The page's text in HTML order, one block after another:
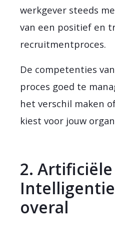
werkgever steeds
van een positief en
recruitmentproces.
De competenties
proces goed te
het verschil maken
kiest voor jouw
2. Artificiële
Intelligentie
overal